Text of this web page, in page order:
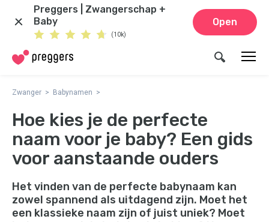
Preggers | Zwangerschap +
Baby
(10k)
Open
Zwanger Babynamen
Hoe kies je de perfecte
naam voor je baby? Een gids
voor aanstaande ouders
Het vinden van de perfecte babynaam kan
zowel spannend als uitdagend zijn. Moet het
een klassieke naam zijn of juist uniek? Moet